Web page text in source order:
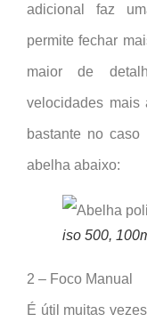
adicional faz
permite fechar
maior de
velocidades mais
bastante no
abelha abaixo:
iso 500,
2 – Foco Manual
É útil muitas